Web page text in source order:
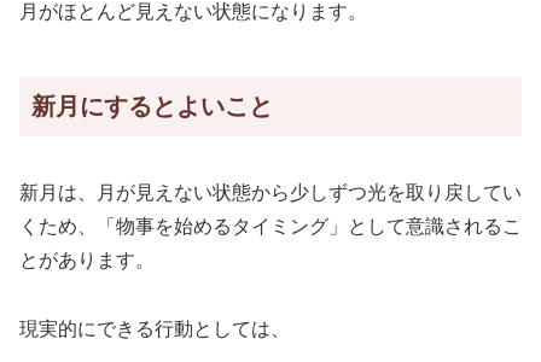
月がほとんど見えない状態になります。
新月にするとよいこと
新月は、月が見えない状態から少しずつ光を取り戻してい
くため、「物事を始めるタイミング」として意識されるこ
とがあります。
現実的にできる行動としては、